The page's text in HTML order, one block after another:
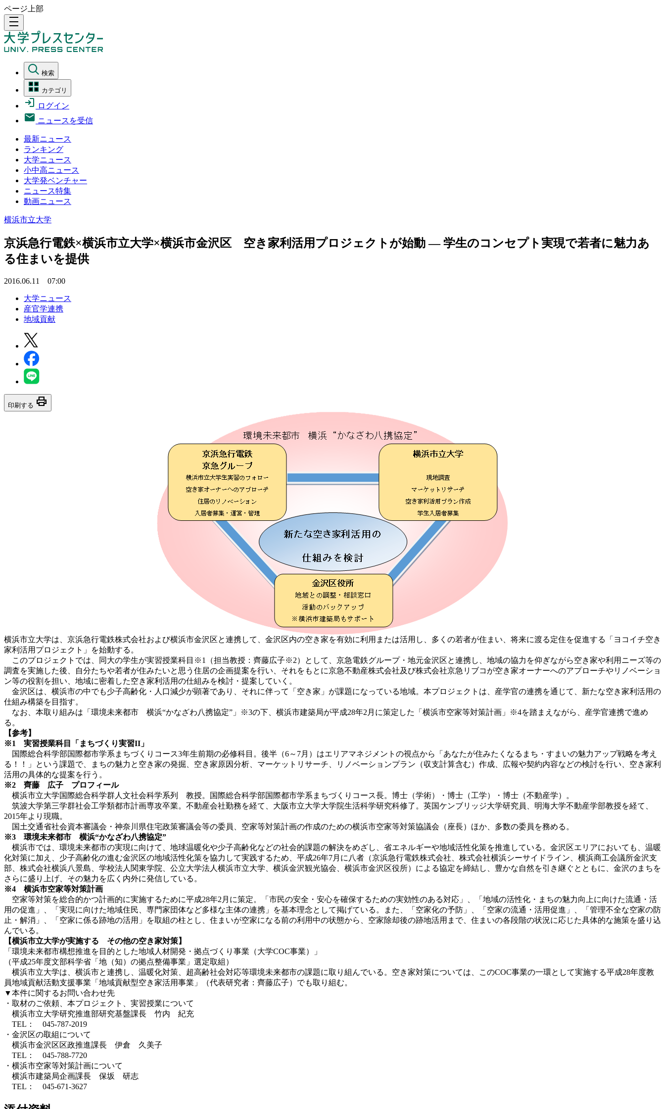
ページ上部
density_medium
検索
カテゴリ
ログイン
ニュースを受信
最新ニュース
ランキング
大学ニュース
小中高ニュース
大学発ベンチャー
ニュース特集
動画ニュース
横浜市立大学
京浜急行電鉄×横浜市立大学×横浜市金沢区 空き家利活用プロジェクトが始動 — 学生のコンセプト実現で若者に魅力あ
る住まいを提供
2016.06.11 07:00
大学ニュース
産官学連携
地域貢献
印刷する print
横浜市立大学は、京浜急行電鉄株式会社および横浜市金沢区と連携して、金沢区内の空き家を有効に利用または活用し、多くの若者が住まい、将来に渡る定住を促進する「ヨコイチ空き
家利活用プロジェクト」を始動する。
このプロジェクトでは、同大の学生が実習授業科目※1（担当教授：齊藤広子※2）として、京急電鉄グループ・地元金沢区と連携し、地域の協力を仰ぎながら空き家や利用ニーズ等の
調査を実施した後、自分たちや若者が住みたいと思う住居の企画提案を行い、それをもとに京急不動産株式会社及び株式会社京急リブコが空き家オーナーへのアプローチやリノベーショ
ン等の役割を担い、地域に密着した空き家利活用の仕組みを検討・提案していく。
金沢区は、横浜市の中でも少子高齢化・人口減少が顕著であり、それに伴って「空き家」が課題になっている地域。本プロジェクトは、産学官の連携を通じて、新たな空き家利活用の
仕組み構築を目指す。
なお、本取り組みは「環境未来都市 横浜“かなざわ八携協定”」※3の下、横浜市建築局が平成28年2月に策定した「横浜市空家等対策計画」※4を踏まえながら、産学官連携で進め
る。
【参考】
※1 実習授業科目「まちづくり実習II」
国際総合科学部国際都市学系まちづくりコース3年生前期の必修科目。後半（6～7月）はエリアマネジメントの視点から「あなたが住みたくなるまち・すまいの魅力アップ戦略を考え
る！！」という課題で、まちの魅力と空き家の発掘、空き家原因分析、マーケットリサーチ、リノベーションプラン（収支計算含む）作成、広報や契約内容などの検討を行い、空き家利
活用の具体的な提案を行う。
※2 齊藤 広子 プロフィール
横浜市立大学国際総合科学群人文社会科学系列 教授。国際総合科学部国際都市学系まちづくりコース長。博士（学術）・博士（工学）・博士（不動産学）。
筑波大学第三学群社会工学類都市計画専攻卒業。不動産会社勤務を経て、大阪市立大学大学院生活科学研究科修了。英国ケンブリッジ大学研究員、明海大学不動産学部教授を経て、
2015年より現職。
国土交通省社会資本審議会・神奈川県住宅政策審議会等の委員、空家等対策計画の作成のための横浜市空家等対策協議会（座長）ほか、多数の委員を務める。
※3 環境未来都市 横浜“かなざわ八携協定”
横浜市では、環境未来都市の実現に向けて、地球温暖化や少子高齢化などの社会的課題の解決をめざし、省エネルギーや地域活性化策を推進している。金沢区エリアにおいても、温暖
化対策に加え、少子高齢化の進む金沢区の地域活性化策を協力して実践するため、平成26年7月に八者（京浜急行電鉄株式会社、株式会社横浜シーサイドライン、横浜商工会議所金沢支
部、株式会社横浜八景島、学校法人関東学院、公立大学法人横浜市立大学、横浜金沢観光協会、横浜市金沢区役所）による協定を締結し、豊かな自然を引き継ぐとともに、金沢のまちを
さらに盛り上げ、その魅力を広く内外に発信している。
※4 横浜市空家等対策計画
空家等対策を総合的かつ計画的に実施するために平成28年2月に策定。「市民の安全・安心を確保するための実効性のある対応」、「地域の活性化・まちの魅力向上に向けた流通・活
用の促進」、「実現に向けた地域住民、専門家団体など多様な主体の連携」を基本理念として掲げている。また、「空家化の予防」、「空家の流通・活用促進」、「管理不全な空家の防
止・解消」、「空家に係る跡地の活用」を取組の柱とし、住まいが空家になる前の利用中の状態から、空家除却後の跡地活用まで、住まいの各段階の状況に応じた具体的な施策を盛り込
んでいる。
【横浜市立大学が実施する その他の空き家対策】
「環境未来都市構想推進を目的とした地域人材開発・拠点づくり事業（大学COC事業）」
（平成25年度文部科学省「地（知）の拠点整備事業」選定取組）
横浜市立大学は、横浜市と連携し、温暖化対策、超高齢社会対応等環境未来都市の課題に取り組んでいる。空き家対策については、このCOC事業の一環として実施する平成28年度教
員地域貢献活動支援事業「地域貢献型空き家活用事業」（代表研究者：齊藤広子）でも取り組む。
▼本件に関するお問い合わせ先
・取材のご依頼、本プロジェクト、実習授業について
横浜市立大学研究推進部研究基盤課長 竹内 紀充
TEL： 045-787-2019
・金沢区の取組について
横浜市金沢区区政推進課長 伊倉 久美子
TEL： 045-788-7720
・横浜市空家等対策計画について
横浜市建築局企画課長 保坂 研志
TEL： 045-671-3627